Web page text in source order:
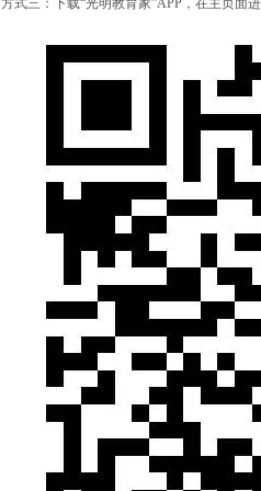
方式三：下载“光明教育家”APP，在主页面